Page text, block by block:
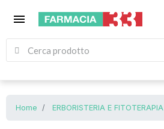
menu
Home ERBORISTERIA E FITOTERAPIA